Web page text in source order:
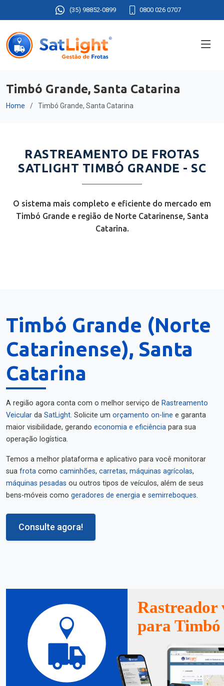
(35) 98852-0899 0800 026 0707
Timbó Grande, Santa Catarina
Home Timbó Grande, Santa Catarina
RASTREAMENTO DE FROTAS
SATLIGHT TIMBÓ GRANDE - SC
O sistema mais completo e eficiente do mercado em
Timbó Grande e região de Norte Catarinense, Santa
Catarina.
Timbó Grande (Norte
Catarinense), Santa
Catarina
A região agora conta com o melhor serviço de Rastreamento
Veicular da SatLight. Solicite um orçamento on-line e garanta
maior visibilidade, gerando economia e eficiência para sua
operação logística.
Temos a melhor plataforma e aplicativo para você monitorar
sua frota como caminhões, carretas, máquinas agrícolas,
máquinas pesadas ou outros tipos de veículos, além de seus
bens-móveis como geradores de energia e semirreboques.
Consulte agora!
Rastreador
para